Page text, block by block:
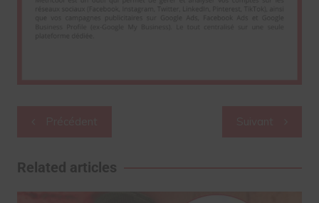
l’article
Related articles